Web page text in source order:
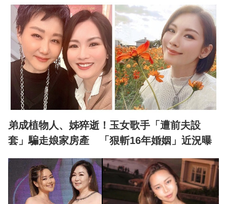
弟成植物人、姊猝逝！玉女歌手「遭前夫設
套」騙走娘家房產 「狠斬16年婚姻」近況曝